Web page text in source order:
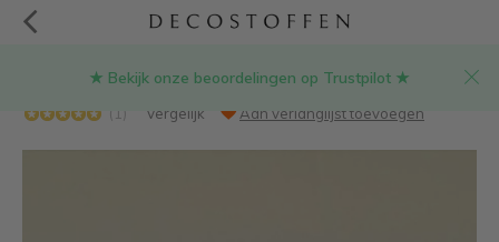
★ Bekijk onze beoordelingen op Trustpilot ★
Ecru canvas katoen stof
(1) Vergelijk Aan verlanglijst toevoegen